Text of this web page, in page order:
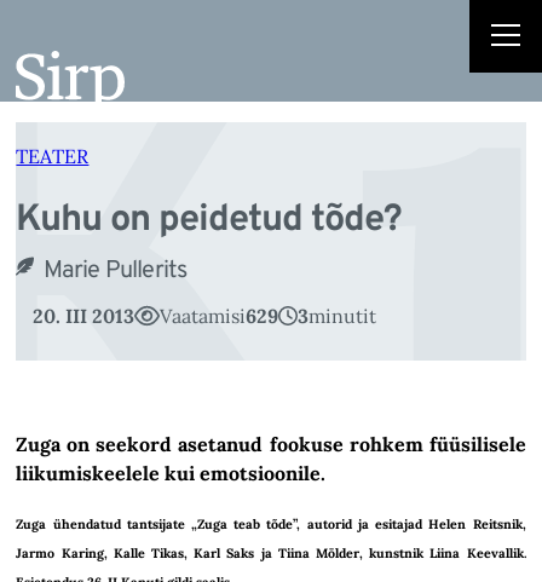
juurde
TEATER
Kuhu on peidetud tõde?
Marie Pullerits
20. III 2013 Vaatamisi629 3minutit
Zuga on seekord asetanud fookuse rohkem füüsilisele
liikumiskeelele kui emotsioonile.
Zuga ühendatud tantsijate „Zuga teab tõde”, autorid ja esitajad Helen Reitsnik,
Jarmo Karing, Kalle Tikas, Karl Saks ja Tiina Mölder, kunstnik Liina Keevallik.